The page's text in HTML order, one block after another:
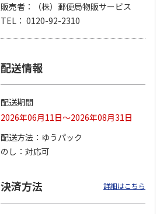
【グリーティング切
円…
4.8（11）
5,500円
4.6（7）
11,000円
販売者：（株）郵便局物販サービス
TEL： 0120-92-2310
配送情報
配送期間
2026年06月11日～2026年08月31日
配送方法
ゆうパック
のし
対応可
決済方法 詳細はこちら